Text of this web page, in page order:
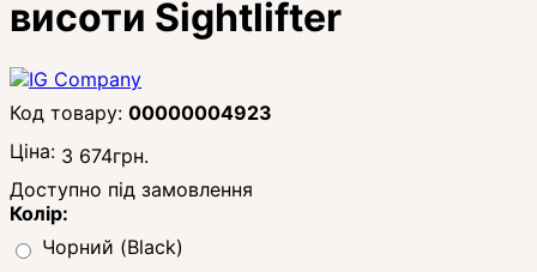
висоти Sightlifter
00000004923
Ціна: 3 674грн.
Доступно під замовлення
Колір:
Чорний (Black)